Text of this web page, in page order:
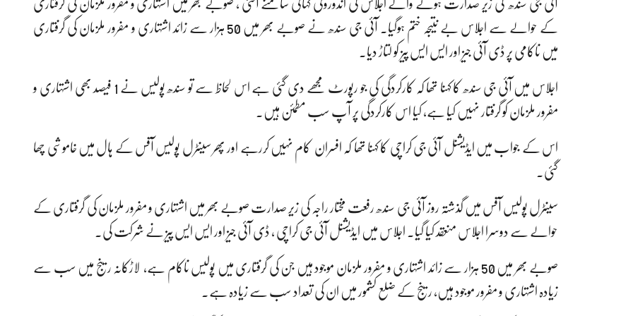
آئی جی سندھ کی زیر صدارت ہونے والے اجلاس کی اندورونی کہانی سامنے آگئی ، صوبے بھر میں اشتہاری و مفرور ملزمان کی گرفتاری
کے حوالے سے اجلاس بے نتیجہ ختم ہوگیا۔ آئی جی سندھ نے صوبے بھر میں 50 ہزار سے زائد اشتہاری و مفرور ملزمان کی گرفتاری
میں ناکامی پر ڈی آئی جیز اور ایس ایس پیز کو لتاڑ دیا۔
اجلاس میں آئی جی سندھ کا کہنا تھا کہ کارکردگی کی جو رپورٹ مجھے دی گئی ہے اس لحاظ سے تو سندھ پولیس نے 1 فیصد بھی اشتہاری و
مفرور ملزمان کو گرفتار نہیں کیا ہے، کیا اس کارکردگی پر آپ سب مطمئن ہیں۔
اس کے جواب میں ایڈیشنل آئی جی کراچی کا کہنا تھا کہ افسران کام نہیں کررہے اور پھر سینٹرل پولیس آفس کے ہال میں خاموشی چھا
گئی۔
سینٹرل پولیس آفس میں گذشتہ روز آئی جی سندھ رفعت مختار راجہ کی زیر صدارت صوبے بھر میں اشتہاری و مفرور ملزمان کی گرفتاری کے
حوالے سے دوسرا اجلاس منعقد کیا گیا۔ اجلاس میں ایڈیشنل آئی جی کراچی ، ڈی آئی جیز اور ایس ایس پیز نے شرکت کی۔
صوبے بھر میں 50 ہزار سے زائد اشتہاری و مفرور ملزمان موجود ہیں جن کی گرفتاری میں پولیس ناکام ہے، لاڑکانہ رینج میں سب سے
زیادہ اشتہاری و مفرور موجود ہیں، رینج کے ضلع کشمور میں ان کی تعداد سب سے زیادہ ہے۔